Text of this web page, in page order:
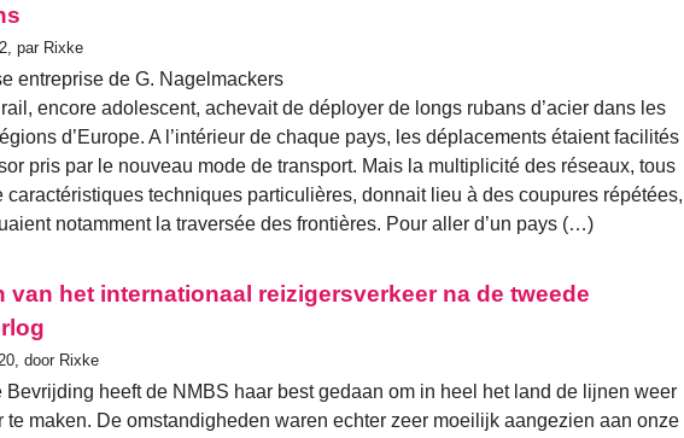
par Rixke
entreprise de G. Nagelmackers
encore adolescent, achevait de déployer de longs rubans d’acier dans les
d’Europe. A l’intérieur de chaque pays, les déplacements étaient facilités
pris par le nouveau mode de transport. Mais la multiplicité des réseaux, tous
caractéristiques techniques particulières, donnait lieu à des coupures répétées,
notamment la traversée des frontières. Pour aller d’un pays (…)
van het internationaal reizigersverkeer na de tweede
door Rixke
Bevrijding heeft de NMBS haar best gedaan om in heel het land de lijnen weer
te maken. De omstandigheden waren echter zeer moeilijk aangezien aan onze